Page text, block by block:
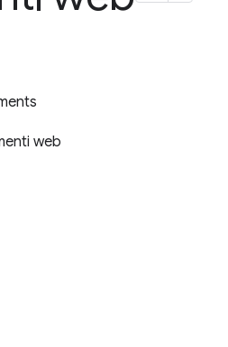
web